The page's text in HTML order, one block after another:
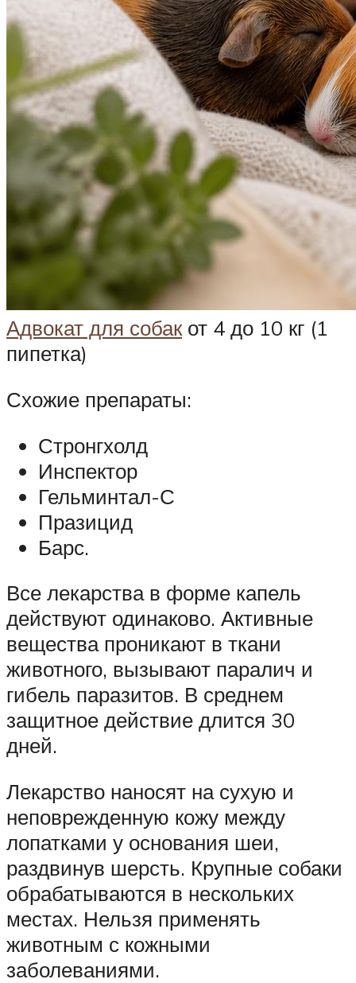
Адвокат для собакот 4 до 10 кг (1
пипетка)
Схожие препараты:
Стронгхолд
Инспектор
Гельминтал-С
Празицид
Барс.
Все лекарства в форме капель
действуют одинаково. Активные
вещества проникают в ткани
животного, вызывают паралич и
гибель паразитов. В среднем
защитное действие длится 30
дней.
Лекарство наносят на сухую и
неповрежденную кожу между
лопатками у основания шеи,
раздвинув шерсть. Крупные собаки
обрабатываются в нескольких
местах. Нельзя применять
животным с кожными
заболеваниями.